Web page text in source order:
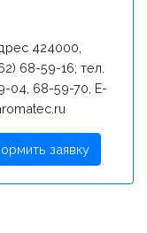
424000,
68-59-16; тел.
04, 68-59-70, E-
заявку